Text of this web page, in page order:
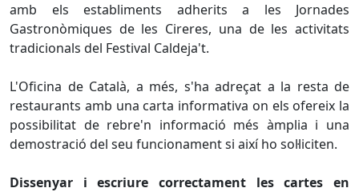
amb els establiments adherits a les Jornades
Gastronòmiques de les Cireres, una de les activitats
tradicionals del Festival Caldeja't.
L'Oficina de Català, a més, s'ha adreçat a la resta de
restaurants amb una carta informativa on els ofereix la
possibilitat de rebre'n informació més àmplia i una
demostració del seu funcionament si així ho sol·liciten.
Dissenyar i escriure correctament les cartes en